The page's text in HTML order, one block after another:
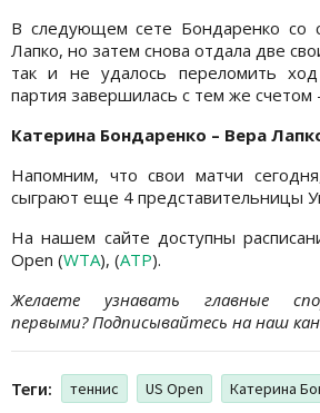
В следующем сете Бондаренко со
Лапко, но затем снова отдала две
так и не удалось переломить
партия завершилась с тем же счетом
Катерина Бондаренко – Вера
Напомним, что свои матчи
сыграют еще 4 представительницы
На нашем сайте доступны
Open (WTA), (ATP).
Желаете узнавать главные
первыми? Подписывайтесь на наш
Теги: теннис US Open Катерина